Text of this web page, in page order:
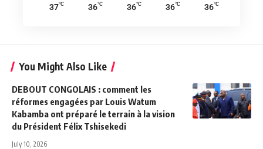
37°C 36°C 36°C 36°C 36°C
You Might Also Like
DEBOUT CONGOLAIS : comment les
réformes engagées par Louis Watum
Kabamba ont préparé le terrain à la vision
du Président Félix Tshisekedi
July 10, 2026